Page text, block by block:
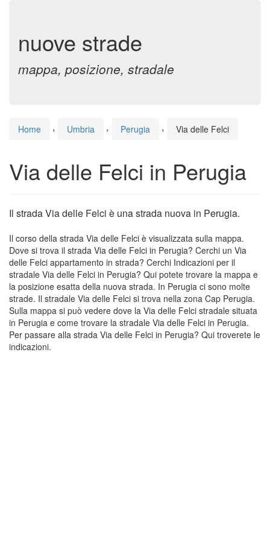
nuove strade
mappa, posizione, stradale
Home › Umbria › Perugia › Via delle Felci
Via delle Felci in Perugia
Il strada Via delle Felci è una strada nuova in Perugia.
Il corso della strada Via delle Felci è visualizzata sulla mappa.
Dove si trova il strada Via delle Felci in Perugia? Cerchi un Via
delle Felci appartamento in strada? Cerchi Indicazioni per il
stradale Via delle Felci in Perugia? Qui potete trovare la mappa e
la posizione esatta della nuova strada. In Perugia ci sono molte
strade. Il stradale Via delle Felci si trova nella zona Cap Perugia.
Sulla mappa si può vedere dove la Via delle Felci stradale situata
in Perugia e come trovare la stradale Via delle Felci in Perugia.
Per passare alla strada Via delle Felci in Perugia? Qui troverete le
indicazioni.